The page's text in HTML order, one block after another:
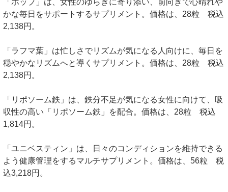
かな毎日をサポートするサプリメント。価格は、28粒 税込
2,138円。
「ラフマ葉」は忙しさでリズムが気になる人向けに、毎日を
穏やかなリズムへと導くサプリメント。価格は、28粒 税込
2,138円。
「リポソーム鉄」は、鉄分不足が気になる女性に向けて、吸
収性の高い「リポソーム鉄」を配合。価格は、28粒 税込
1,814円。
「ユニベスティン」は、日々のコンディションを維持できる
よう健康管理をするマルチサプリメント。価格は、56粒 税
込3,218円。